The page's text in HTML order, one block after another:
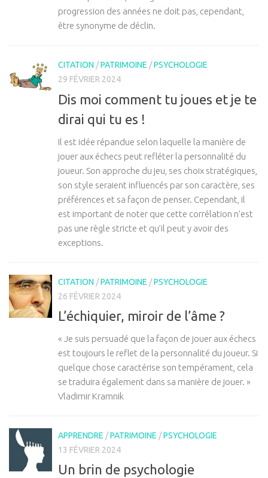
progression des années ne doit pas, cependant,
être synonyme de déclin.
CITATION /PATRIMOINE /PSYCHOLOGIE
29 FÉVRIER 2024
Dis moi comment tu joues et je te
dirai qui tu es !
Il est idée répandue selon laquelle la manière de
jouer aux échecs peut refléter la personnalité du
joueur. Son approche du jeu, ses choix stratégiques,
son style seraient influencés par son caractère, ses
préférences et sa façon de penser. Cependant, il
est important de noter que cette corrélation n’est
pas une règle stricte et qu’il peut y avoir des
exceptions.
CITATION /PATRIMOINE /PSYCHOLOGIE
26 FÉVRIER 2024
L’échiquier, miroir de l’âme ?
« Je suis persuadé que la façon de jouer aux échecs
est toujours le reflet de la personnalité du joueur. Si
quelque chose caractérise son tempérament, cela
se traduira également dans sa manière de jouer. »
Vladimir Kramnik
APPRENDRE /PATRIMOINE /PSYCHOLOGIE
13 FÉVRIER 2024
Un brin de psychologie